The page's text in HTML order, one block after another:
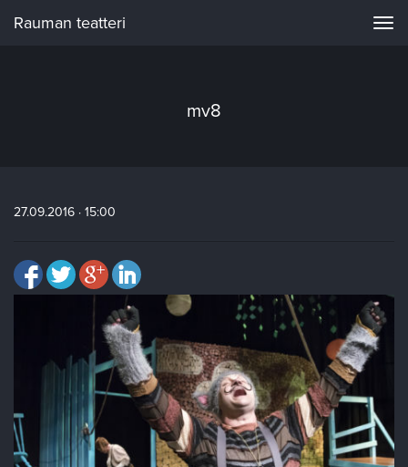
Rauman teatteri
mv8
27.09.2016 · 15:00